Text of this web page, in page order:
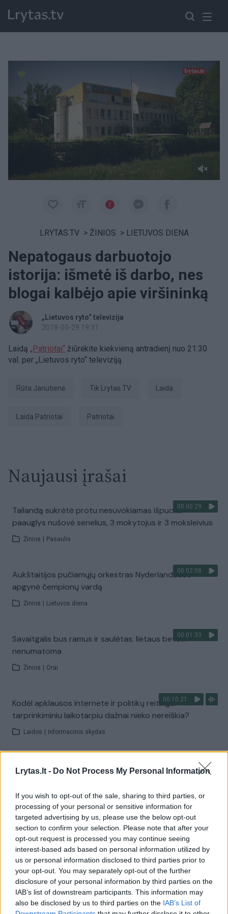
Lrytas.lt - Do Not Process My Personal Information
If you wish to opt-out of the sale, sharing to third parties, or
processing of your personal or sensitive information for
targeted advertising by us, please use the below opt-out
section to confirm your selection. Please note that after your
opt-out request is processed you may continue seeing
interest-based ads based on personal information utilized by
us or personal information disclosed to third parties prior to
your opt-out. You may separately opt-out of the further
disclosure of your personal information by third parties on the
IAB’s list of downstream participants. This information may
also be disclosed by us to third parties on the IAB’s List of
LRYTAS.TV > ŽINIOS > LIETUVOS DIENA
Nepatogaus darbuotojo
istorija: išmetė iš darbo, nes
blogai kalbėjo apie viršininką
„Lietuvos ryto“ televizija
2018-05-29 19:31
Laidą „Patriotai“ žiūrėkite kiekvieną antradienį nuo 21:30
val. per „Lietuvos ryto“ televiziją.
Rūta Janutienė tik Lrytas.TV laida
laida Patriotai patriotai
Naujausi įrašai
00:00:29
Tailandą sukrėtė protu nesuvokiamas išpuolis:
paauglys nušovė senelius, 3 mokytojus ir 3 moksleivius
Žinios Pasaulis
00:02:08
Aukštaitijos pučiamųjų orkestras Nyderlanduose
apgynė čempionų vardą
Žinios Lietuvos diena
00:01:33
Savaitgalis bus ramus ir saulėtas: lietaus beveik
nenumatoma
Žinios Orai
00:10:21
Kodėl apklausos internete ir politikų reitingai
tarprinkiminiu laikotarpiu dažnai nieko nereiškia?
Laidos Informacinis skydas
Visi įrašai
Žiūrimiausi įrašai
00:00:30
Vaizdai iš tragiškos avarijos Vilniaus r.: dviejų moterų ir
vaiko gyvybių išgelbėti nepavyko
Žinios | Lietuvos diena
00:00:57